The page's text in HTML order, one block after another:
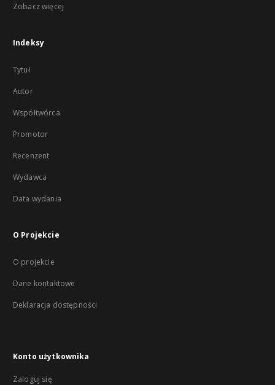
Zobacz więcej
Indeksy
Tytuł
Autor
Współtwórca
Promotor
Recenzent
Wydawca
Data wydania
O Projekcie
O projekcie
Dane kontaktowe
Deklaracja dostępności
Konto użytkownika
Zaloguj się